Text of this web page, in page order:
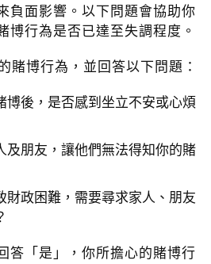
負面影響。以下問題會協助你
博行為是否已達至失調程度。
賭博行為，並回答以下問題：
博後，是否感到坐立不安或心煩
及朋友，讓他們無法得知你的賭
財政困難，需要尋求家人、朋友
答「是」，你所擔心的賭博行